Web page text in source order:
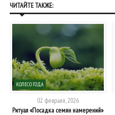
ЧИТАЙТЕ ТАКЖЕ:
КОЛЕСО ГОДА
02 февраля, 2026
Ритуал «Посадка семян намерений»